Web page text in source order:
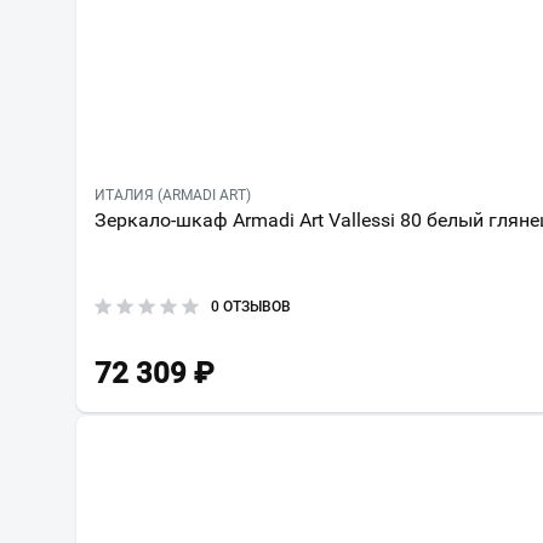
ИТАЛИЯ (ARMADI ART)
Зеркало-шкаф Armadi Art Vallessi 80 белый
0 ОТЗЫВОВ
72 309 ₽